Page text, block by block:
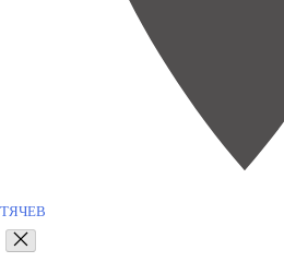
ТЯЧЕВ